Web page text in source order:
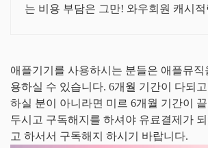
는 비용 부담은 그만! 와우회원 캐시
애플기기를 사용하시는 분들은 애플뮤직
용하실 수 있습니다. 6개월 기간이 다되
하실 분이 아니라면 미르 6개월 기간이
두시고 구독해지를 하셔야 유료결제가
고 하서서 구독해지 하시기 바랍니다.